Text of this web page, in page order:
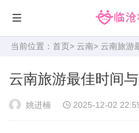
当前位置： 首页> 云南> 云南旅游
云南旅游最佳时间
姚进楠 2025-12-02